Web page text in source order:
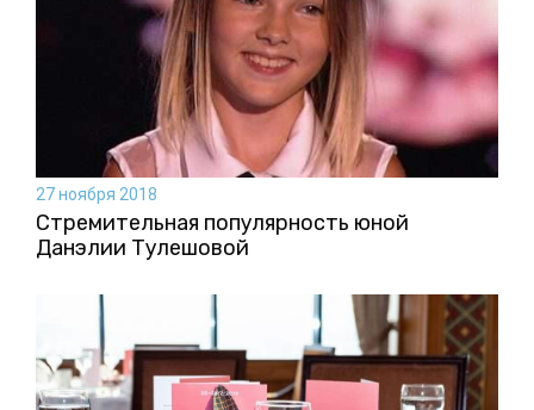
27 ноября 2018
Стремительная популярность юной
Данэлии Тулешовой